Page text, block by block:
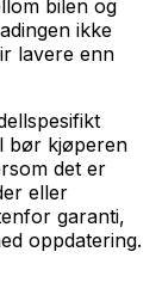
bilen og
ikke
lavere enn
bør kjøperen
det er
eller
garanti,
oppdatering.